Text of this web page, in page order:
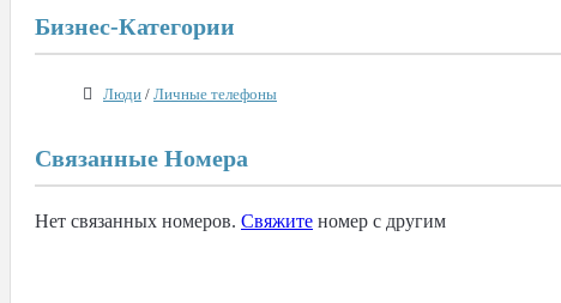
Бизнес-Категории
Люди / Личные телефоны
Связанные Номера
Нет связанных номеров. Свяжите номер с другим